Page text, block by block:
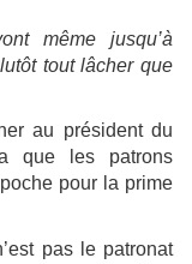
même jusqu’à
tout lâcher que
au président du
que les patrons
pour la prime
pas le patronat